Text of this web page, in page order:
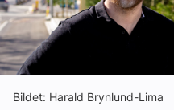
Kontakt oss:
Abonner på fagbladet
Annonsere i VVS Aktuelt
Bildet: Harald Brynlund-Lima